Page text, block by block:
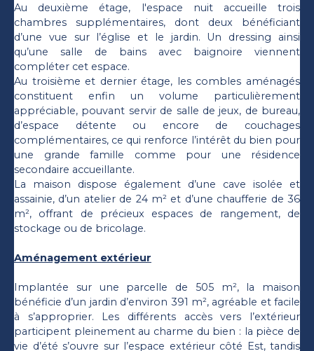
Au deuxième étage, l'espace nuit accueille trois
chambres supplémentaires, dont deux bénéficiant
d’une vue sur l’église et le jardin. Un dressing ainsi
qu’une salle de bains avec baignoire viennent
compléter cet espace.
Au troisième et dernier étage, les combles aménagés
constituent enfin un volume particulièrement
appréciable, pouvant servir de salle de jeux, de bureau,
d’espace détente ou encore de couchages
complémentaires, ce qui renforce l’intérêt du bien pour
une grande famille comme pour une résidence
secondaire accueillante.
La maison dispose également d’une cave isolée et
assainie, d’un atelier de 24 m² et d’une chaufferie de 36
m², offrant de précieux espaces de rangement, de
stockage ou de bricolage.
Aménagement extérieur
Implantée sur une parcelle de 505 m², la maison
bénéficie d’un jardin d’environ 391 m², agréable et facile
à s’approprier. Les différents accès vers l’extérieur
participent pleinement au charme du bien : la pièce de
vie d’été s’ouvre sur l’espace extérieur côté Est, tandis